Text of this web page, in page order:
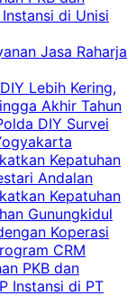
di Unisi
Jasa Raharja
Lebih Kering,
Akhir Tahun
DIY Survei
Kepatuhan
Andalan
Kepatuhan
Gunungkidul
Koperasi
CRM
PKB dan
Instansi di PT